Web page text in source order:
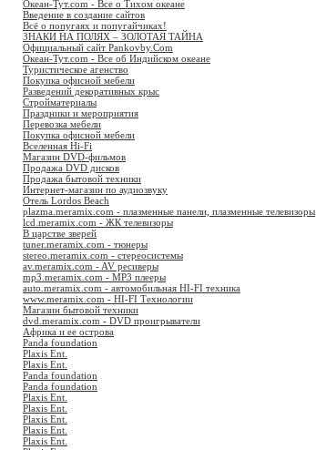
Океан-Тут.com - Все о Тихом океане
Введение в создание сайтов
Всё о попугаях и попугайчиках!
ЗНАКИ НА ПОЛЯХ – ЗОЛОТАЯ ТАЙНА
Официальный сайт Pankovby.Com
Океан-Тут.com - Все об Индийском океане
Туристическое агенство
Покупка офисной мебели
Разведений декоративных крыс
Стройматериалы
Праздники и мероприятия
Перевозка мебели
Покупка офисной мебели
Вселенная Hi-Fi
Магазин DVD-фильмов
Продажа DVD дисков
Продажа бытовой техники
Интернет-магазин по аудиозвуку
Отель Lordos Beach
plazma.meramix.com - плазменные панели, плазменные телевизоры
lcd.meramix.com - ЖК телевизоры
В царстве зверей
tuner.meramix.com - тюнеры
stereo.meramix.com - стереосистемы
av.meramix.com - AV ресиверы
mp3.meramix.com - MP3 плееры
auto.meramix.com - автомобильная HI-FI техника
www.meramix.com - HI-FI Технологии
Магазин бытовой техники
dvd.meramix.com - DVD проигрыватели
Африка и ее острова
Panda foundation
Plaxis Ent.
Plaxis Ent.
Panda foundation
Panda foundation
Plaxis Ent.
Plaxis Ent.
Plaxis Ent.
Plaxis Ent.
Plaxis Ent.